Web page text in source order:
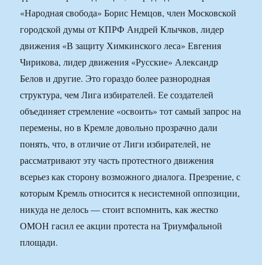
«Народная свобода» Борис Немцов, член Московской
городской думы от КПРФ Андрей Клычков, лидер
движения «В защиту Химкинского леса» Евгения
Чирикова, лидер движения «Русские» Александр
Белов и другие. Это гораздо более разнородная
структура, чем Лига избирателей. Ее создателей
объединяет стремление «освоить» тот самый запрос на
перемены, но в Кремле довольно прозрачно дали
понять, что, в отличие от Лиги избирателей, не
рассматривают эту часть протестного движения
всерьез как сторону возможного диалога. Презрение, с
которым Кремль относится к несистемной оппозиции,
никуда не делось — стоит вспомнить, как жестко
ОМОН гасил ее акции протеста на Триумфальной
площади.